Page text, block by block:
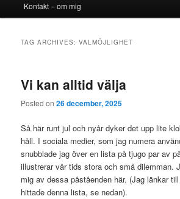
Kontakt – om mig
TAG ARCHIVES:VALMÖJLIGHET
Vi kan alltid välja
Posted on26 december, 2025
Så här runt jul och nyår dyker det upp lite
håll. I sociala medier, som jag numera
snubblade jag över en lista på tjugo par av
illustrerar vår tids stora och små dilemman.
mig av dessa påståenden här. (Jag länkar
hittade denna lista, se nedan).